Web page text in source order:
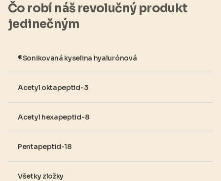
Čo robí náš revolučný produkt
jedinečným
®Sonikovaná kyselina hyalurónová
Acetyl oktapeptid-3
Acetyl hexapeptid-8
Pentapeptid-18
Všetky zložky